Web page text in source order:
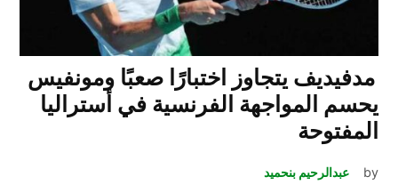
مدفيديف يتجاوز اختبارًا صعبًا ومونفيس
يحسم المواجهة الفرنسية في أستراليا
المفتوحة
by
عبدالرحيم بنحميد